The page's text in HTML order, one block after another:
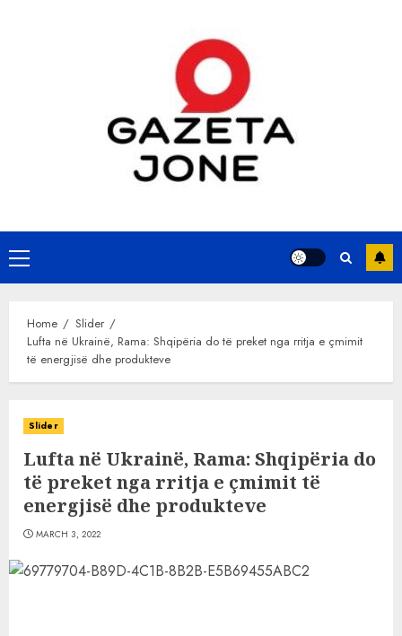
Primary
Menu
Home
Slider
Lufta në Ukrainë, Rama: Shqipëria do të preket nga rritja e çmimit
të energjisë dhe produkteve
Slider
Lufta në Ukrainë, Rama: Shqipëria do
të preket nga rritja e çmimit të
energjisë dhe produkteve
MARCH 3, 2022